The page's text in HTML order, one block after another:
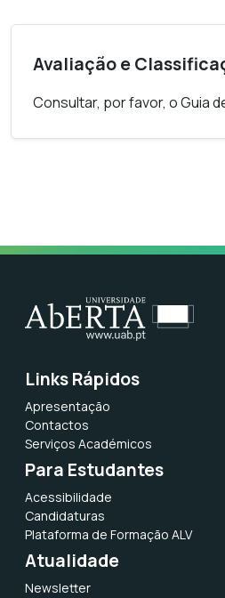
Avaliação e
Consultar, por favor, o Guia
Links Rápidos
Apresentação
Contactos
Serviços Académicos
Para Estudantes
Acessibilidade
Candidaturas
Plataforma de Formação ALV
Atualidade
Newsletter